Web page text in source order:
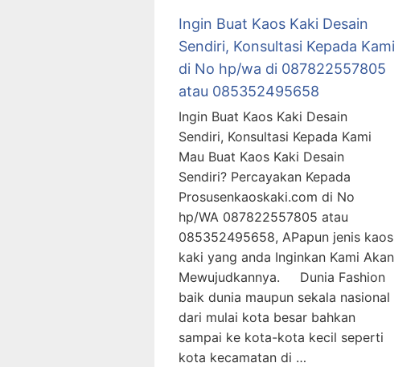
Ingin Buat Kaos Kaki Desain
Sendiri, Konsultasi Kepada Kami
di No hp/wa di 087822557805
atau 085352495658
Ingin Buat Kaos Kaki Desain
Sendiri, Konsultasi Kepada Kami
Mau Buat Kaos Kaki Desain
Sendiri? Percayakan Kepada
Prosusenkaoskaki.com di No
hp/WA 087822557805 atau
085352495658, APapun jenis kaos
kaki yang anda Inginkan Kami Akan
Mewujudkannya. Dunia Fashion
baik dunia maupun sekala nasional
dari mulai kota besar bahkan
sampai ke kota-kota kecil seperti
kota kecamatan di …